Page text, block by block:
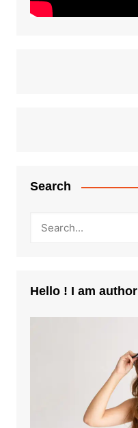
Search
Hello ! I am author